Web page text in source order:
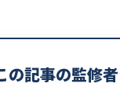
の記事の監修者